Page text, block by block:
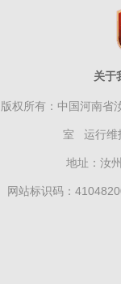
关于
版权所有：中国河南
室 运行维
地址：汝
网站标识码：